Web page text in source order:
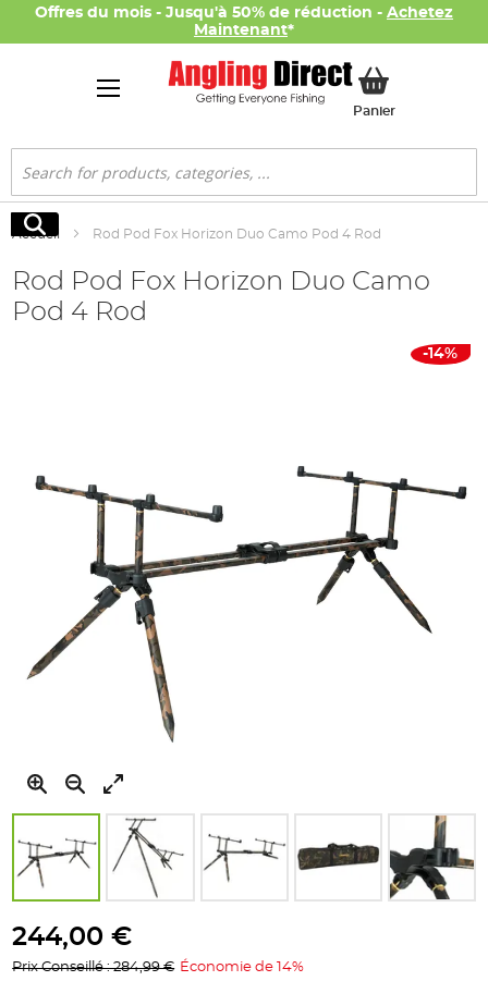
Offres du mois - Jusqu'à 50% de réduction - Achetez
Maintenant*
PanierMon panier
Rechercher
Rechercher
Accueil Rod Pod Fox Horizon Duo Camo Pod 4 Rod
Rod Pod Fox Horizon Duo Camo
Pod 4 Rod
gallery
to
beginning
-14%
244,00 €
Prix Conseillé : 284,99 € Économie de 14%